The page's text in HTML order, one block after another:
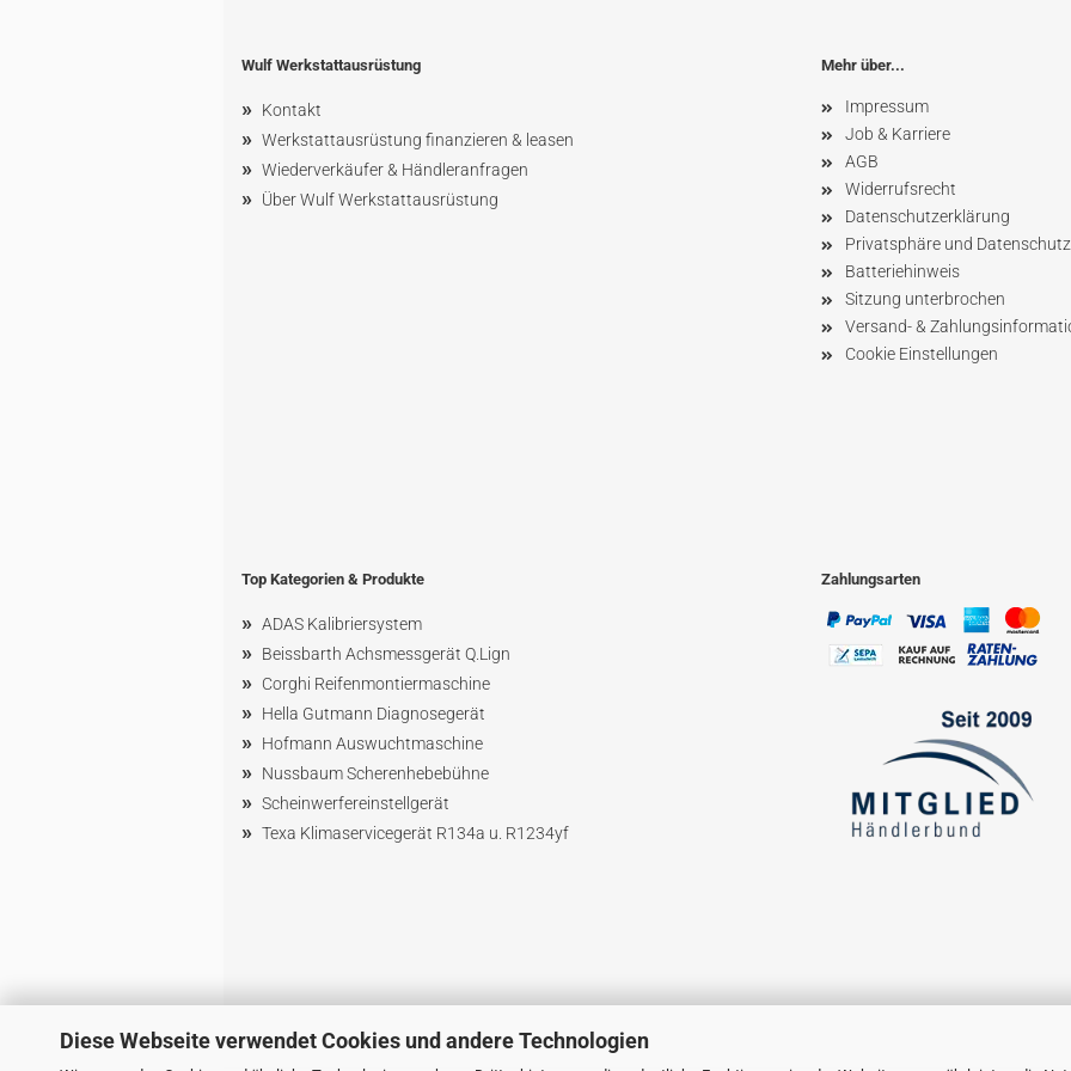
Diese Webseite verwendet Cookies und andere Technologien
Wulf Werkstattausrüstung
» Kontakt
» Werkstattausrüstung finanzieren & leasen
» Wiederverkäufer & Händleranfragen
» Über Wulf Werkstattausrüstung
Mehr über...
Impressum
Job & Karriere
AGB
Widerrufsrecht
Datenschutzerklärung
Privatsphäre und Datenschutz
Batteriehinweis
Sitzung unterbrochen
Versand- &
Cookie Einstellungen
Top Kategorien & Produkte
» ADAS Kalibriersystem
» Beissbarth Achsmessgerät Q.Lign
» Corghi Reifenmontiermaschine
» Hella Gutmann Diagnosegerät
» Hofmann Auswuchtmaschine
» NussbaumScherenhebebühne
» Scheinwerfereinstellgerät
» Texa Klimaservicegerät R134a u. R1234yf
Zahlungsarten